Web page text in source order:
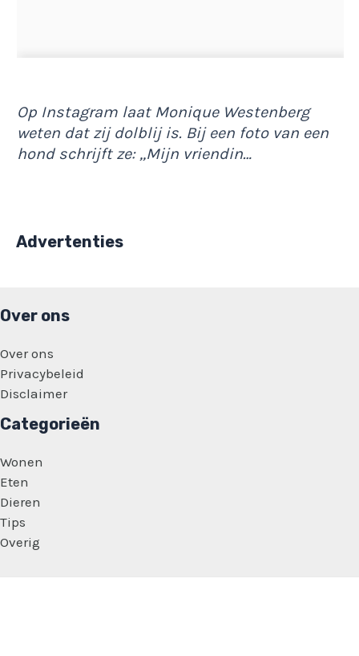
Op Instagram laat Monique Westenberg
weten dat zij dolblij is. Bij een foto van een
hond schrijft ze: ,,Mijn vriendin…
Advertenties
Over ons
Over ons
Privacybeleid
Disclaimer
Categorieën
Wonen
Eten
Dieren
Tips
Overig